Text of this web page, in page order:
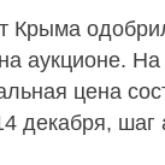
Крыма
аукционе.
цена
декабря,